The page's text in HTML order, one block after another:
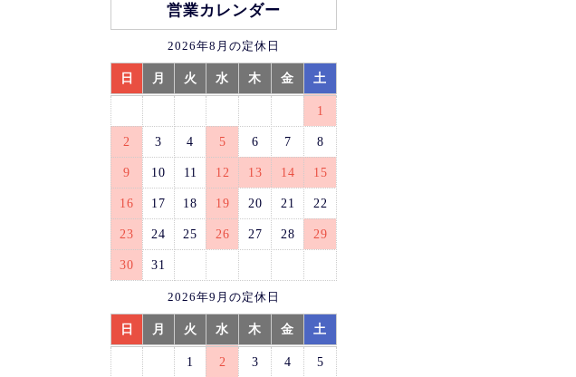
営業カレンダー
2026年8月の定休日
日 月 火 水 木 金 土
1
2 3 4 5 6 7 8
9 10 11 12 13 14 15
16 17 18 19 20 21 22
23 24 25 26 27 28 29
30 31
2026年9月の定休日
日 月 火 水 木 金 土
1 2 3 4 5